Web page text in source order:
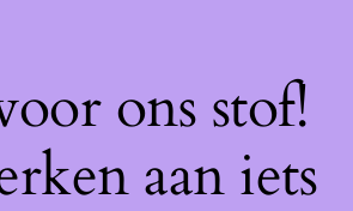
ons stof!
aan iets